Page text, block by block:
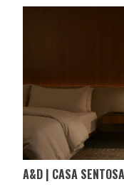
A&D | CASA SENTOSA